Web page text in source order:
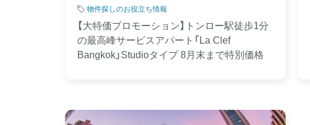
物件探しのお役立ち情報
【大特価プロモーション】トンロー駅徒歩1分
の最高峰サービスアパート「La Clef
Bangkok」Studioタイプ 8月末まで特別価格